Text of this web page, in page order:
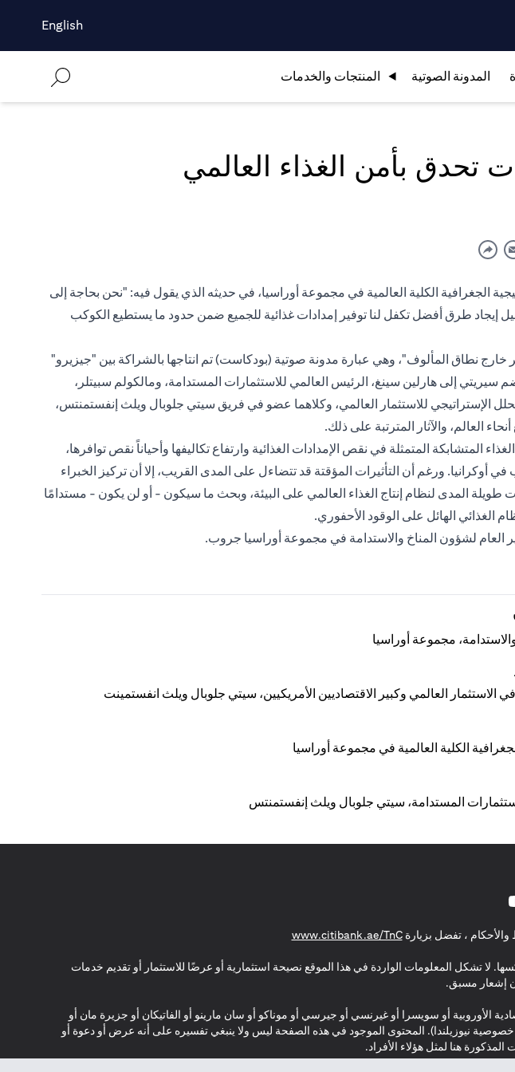
English
المدونة الصوتية المنتجات والخدمات
الجغرافية الكلية العالمية في مجموعة أوراسيا، في حديثه الذي يقول فيه: "نحن بحاجة إلى
إيجاد طرق أفضل تكفل لنا توفير إمدادات غذائية للجميع ضمن حدود ما يستطيع الكوكب
خارج نطاق المألوف"، وهي عبارة مدونة صوتية (بودكاست) تم انتاجها بالشراكة بين "جيزيرو"
إلى هارلين سينغ، الرئيس العالمي للاستثمارات المستدامة، ومالكولم سبيتلر،
الإستراتيجي للاستثمار العالمي، وكلاهما عضو في فريق سيتي جلوبال ويلث إنفستمنتس،
العالم، والآثار المترتبة على ذلك.
المتشابكة المتمثلة في نقص الإمدادات الغذائية وارتفاع تكاليفها وأحياناً نقص توافرها،
أوكرانيا. ورغم أن التأثيرات المؤقتة قد تتضاءل على المدى القريب، إلا أن تركيز الخبراء
المدى لنظام إنتاج الغذاء العالمي على البيئة، وبحث ما سيكون - أو لن يكون - مستدامًا
الغذائي الهائل على الوقود الأحفوري.
العام لشؤون المناخ والاستدامة في مجموعة أوراسيا جروب.
مجموعة أوراسيا
في الاستثمار العالمي وكبير الاقتصاديين الأمريكيين، سيتي جلوبال ويلث انفستمينت
الكلية العالمية في مجموعة أوراسيا
المستدامة، سيتي جلوبال ويلث إنفستمنتس
، تفضل بزيارةwww.citibank.ae/TnC
(opens in a new tab)
لا تشكل المعلومات الواردة في هذا الموقع نصيحة استثمارية أو عرضًا للاستثمار أو تقديم خدمات
إشعار مسبق.
الأوروبية أو سويسرا أو غيرنسي أو جيرسي أو موناكو أو سان مارينو أو الفاتيكان أو جزيرة مان أو
خصوصية نيوزيلندا). المحتوى الموجود في هذه الصفحة ليس ولا ينبغي تفسيره على أنه عرض أو دعوة أو
هنا لمثل هؤلاء الأفراد.